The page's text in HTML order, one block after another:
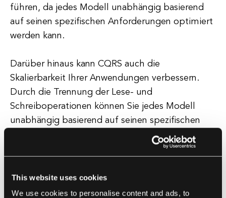
This website uses cookies
We use cookies to personalise content and ads, to
führen, da jedes Modell unabhängig basierend
auf seinen spezifischen Anforderungen optimiert
werden kann.
Darüber hinaus kann CQRS auch die
Skalierbarkeit Ihrer Anwendungen verbessern.
Durch die Trennung der Lese- und
Schreiboperationen können Sie jedes Modell
unabhängig basierend auf seinen spezifischen
Anforderungen skalieren. Dies kann zu besserer
Leistung und Skalierbarkeit führen, insbesondere
Schreiblasten.